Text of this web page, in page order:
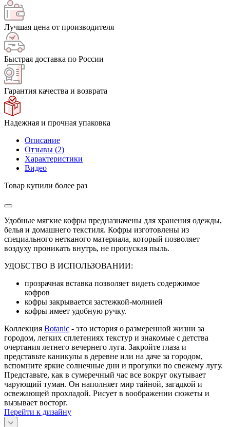
Лучшая цена от производителя
Быстрая доставка по России
Гарантия качества и возврата
Надежная и прочная упаковка
Описание
Отзывы (2)
Характеристики
Видео
Товар купили более раз
Удобные мягкие кофры предназначены для хранения одежды,
белья и домашнего текстиля. Кофры изготовлены из
специального нетканого материала, который позволяет
воздуху проникать внутрь, не пропуская пыль.
УДОБСТВО В ИСПОЛЬЗОВАНИИ:
прозрачная вставка позволяет видеть содержимое
кофров
кофры закрывается застежкой-молнией
кофры имеет удобную ручку.
Коллекция Botanic - это история о размеренной жизни за
городом, легких сплетениях текстур и знакомые с детства
очертания летнего вечернего луга. Закройте глаза и
представьте каникулы в деревне или на даче за городом,
вспомните яркие солнечные дни и прогулки по свежему лугу.
Представьте, как в сумеречный час все вокруг окутывает
чарующий туман. Он наполняет мир тайной, загадкой и
освежающей прохладой. Рисует в воображении сюжеты и
вызывает восторг.
Перейти к дизайну